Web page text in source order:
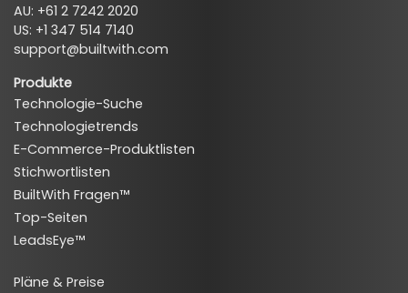
AU: +61 2 7242 2020
US: +1 347 514 7140
support@builtwith.com
Produkte
Technologie-Suche
Technologietrends
E-Commerce-Produktlisten
Stichwortlisten
BuiltWith Fragen™
Top-Seiten
LeadsEye™
Pläne & Preise